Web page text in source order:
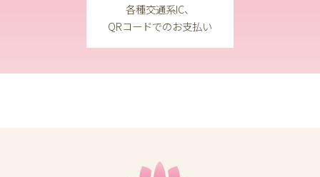
各種交通系IC、
QRコードでのお支払い